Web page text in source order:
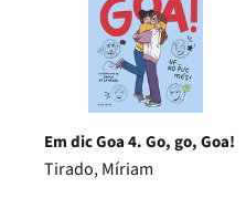
Em dic Goa 4. Go, go, Goa!
Tirado, Míriam